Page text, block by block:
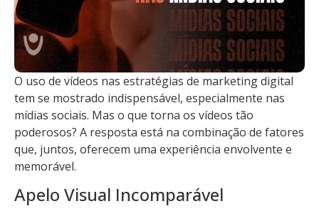
O uso de vídeos nas estratégias de marketing digital
tem se mostrado indispensável, especialmente nas
mídias sociais. Mas o que torna os vídeos tão
poderosos? A resposta está na combinação de fatores
que, juntos, oferecem uma experiência envolvente e
memorável.
Apelo Visual Incomparável